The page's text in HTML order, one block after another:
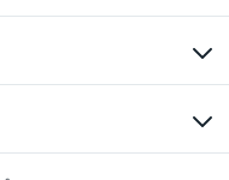
相談・お問い合わせ窓口）